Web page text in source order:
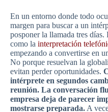
En un entorno donde todo
margen para buscar a un
posponer la llamada tres días.
como la interpretación
empezando a convertirse en
No porque resuelvan la
evitan perder oportunidades.
intérprete en segundos
reunión. La conversación
empresa deja de parecer
mostrarse preparada. A